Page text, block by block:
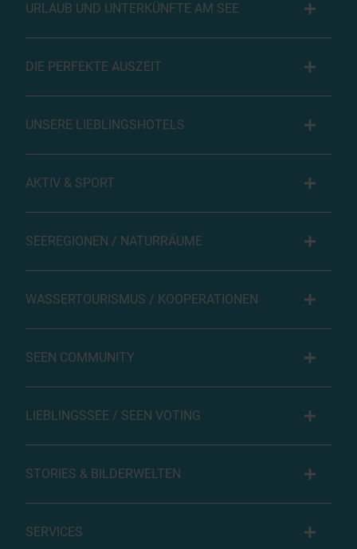
URLAUB UND UNTERKÜNFTE AM SEE
DIE PERFEKTE AUSZEIT
UNSERE LIEBLINGSHOTELS
AKTIV & SPORT
SEEREGIONEN / NATURRÄUME
WASSERTOURISMUS / KOOPERATIONEN
SEEN COMMUNITY
LIEBLINGSSEE / SEEN VOTING
STORIES & BILDERWELTEN
SERVICES